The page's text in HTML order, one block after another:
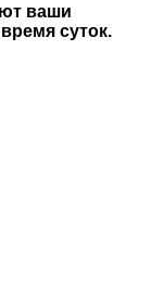
ваши
суток.